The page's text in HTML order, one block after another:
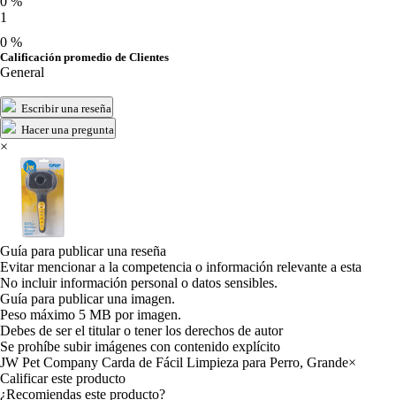
1
0 %
Calificación promedio de Clientes
General
Escribir una reseña
Hacer una pregunta
×
Guía para publicar una reseña
Evitar mencionar a la competencia o información relevante a esta
No incluir información personal o datos sensibles.
Guía para publicar una imagen.
Peso máximo 5 MB por imagen.
Debes de ser el titular o tener los derechos de autor
Se prohíbe subir imágenes con contenido explícito
JW Pet Company Carda de Fácil Limpieza para Perro, Grande×
Calificar este producto
Tu valoración
¿Recomiendas este producto?